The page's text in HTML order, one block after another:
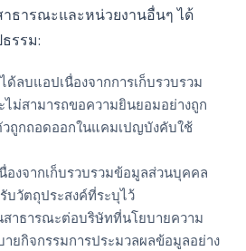
ธารณะและหน่วยงานอื่นๆ ได้
รรม:
ลบแอปเนื่องจากการเก็บรวบรวม
ม่สามารถขอความยินยอมอย่างถูก
ถูกถอดออกในแคมเปญบังคับใช้
องจากเก็บรวบรวมข้อมูลส่วนบุคคล
บวัตถุประสงค์ที่ระบุไว้
สาธารณะต่อบริษัทที่นโยบายความ
ยกิจกรรมการประมวลผลข้อมูลอย่าง